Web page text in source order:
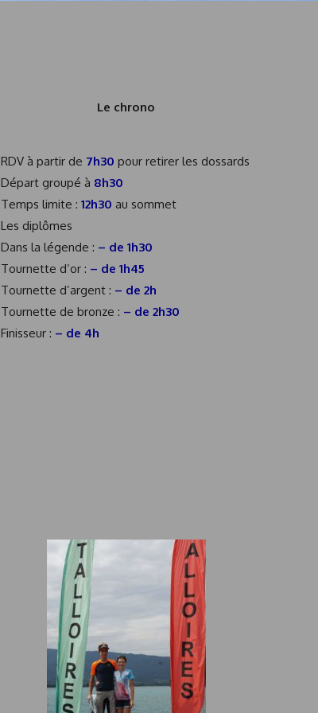
Le chrono
RDV à partir de 7h30 pour retirer les dossards
Départ groupé à 8h30
Temps limite : 12h30 au sommet
Les diplômes
Dans la légende : – de 1h30
Tournette d’or : – de 1h45
Tournette d’argent : – de 2h
Tournette de bronze : – de 2h30
Finisseur : – de 4h